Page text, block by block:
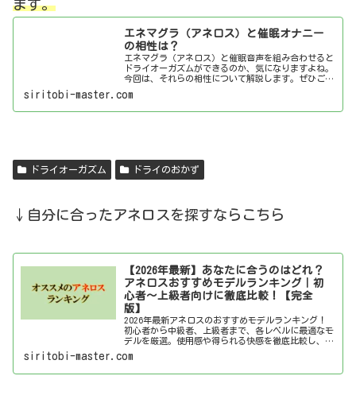
ます。
エネマグラ（アネロス）と催眠オナニー
の相性は？
エネマグラ（アネロス）と催眠音声を組み合わせると
ドライオーガズムができるのか、気になりますよね。
今回は、それらの相性について解説します。ぜひご覧
siritobi-master.com
ドライオーガズム ドライのおかず
↓自分に合ったアネロスを探すならこちら
【2026年最新】あなたに合うのはどれ？
アネロスおすすめモデルランキング｜初
心者～上級者向けに徹底比較！【完全
版】
2026年最新アネロスのおすすめモデルランキング！
初心者から中級者、上級者まで、各レベルに最適なモ
デルを厳選。使用感や得られる快感を徹底比較し、あ
siritobi-master.com